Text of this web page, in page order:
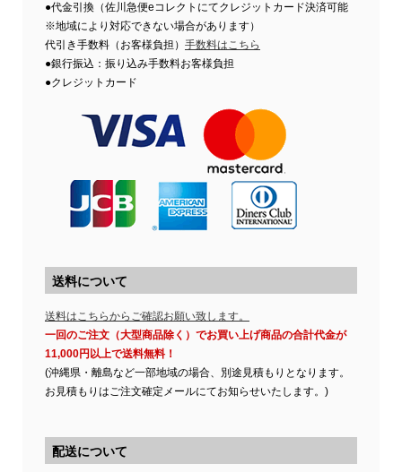
●代金引換（佐川急便eコレクトにてクレジットカード決済可能
※地域により対応できない場合があります）
代引き手数料（お客様負担） 手数料はこちら
●銀行振込：振り込み手数料お客様負担
●クレジットカード
送料について
送料はこちらからご確認お願い致します。
一回のご注文（大型商品除く）でお買い上げ商品の合計代金が
11,000円以上で送料無料！
(沖縄県・離島など一部地域の場合、別途見積もりとなります。
お見積もりはご注文確定メールにてお知らせいたします。)
配送について